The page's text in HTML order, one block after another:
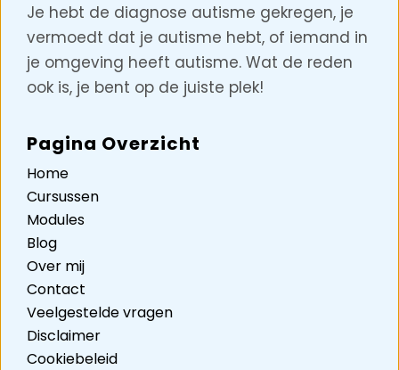
Je hebt de diagnose autisme gekregen, je
vermoedt dat je autisme hebt, of iemand in
je omgeving heeft autisme. Wat de reden
ook is, je bent op de juiste plek!
Pagina Overzicht
Home
Cursussen
Modules
Blog
Over mij
Contact
Veelgestelde vragen
Disclaimer
Cookiebeleid